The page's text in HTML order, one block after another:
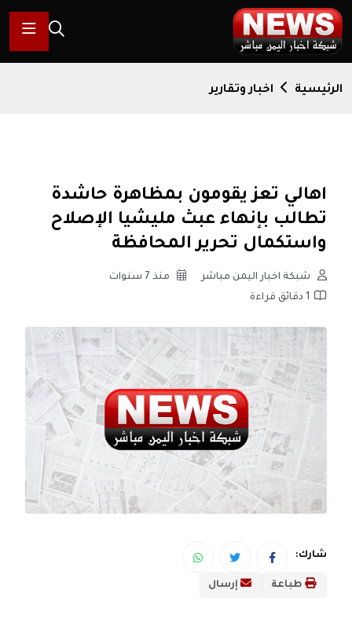
الرئيسية اخبار وتقارير
اهالي تعز يقومون بمظاهرة حاشدة
تطالب بإنهاء عبث مليشيا الإصلاح
واستكمال تحرير المحافظة
شبكة اخبار اليمن مباشر
منذ 7 سنوات
1 دقائق قراءة
شارك:
طباعة إرسال